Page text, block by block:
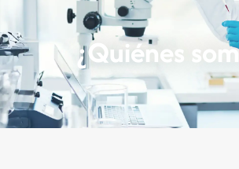
¿Quiénes